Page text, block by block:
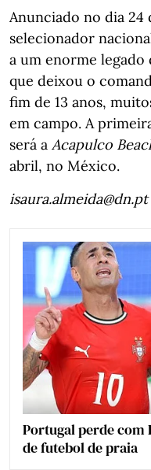
Anunciado no dia
selecionador
a um enorme legado
que deixou o
fim de 13 anos,
em campo. A
será a Acapulco
abril, no México.
isaura.almeida@dn.pt
Portugal perde com
de futebol de praia